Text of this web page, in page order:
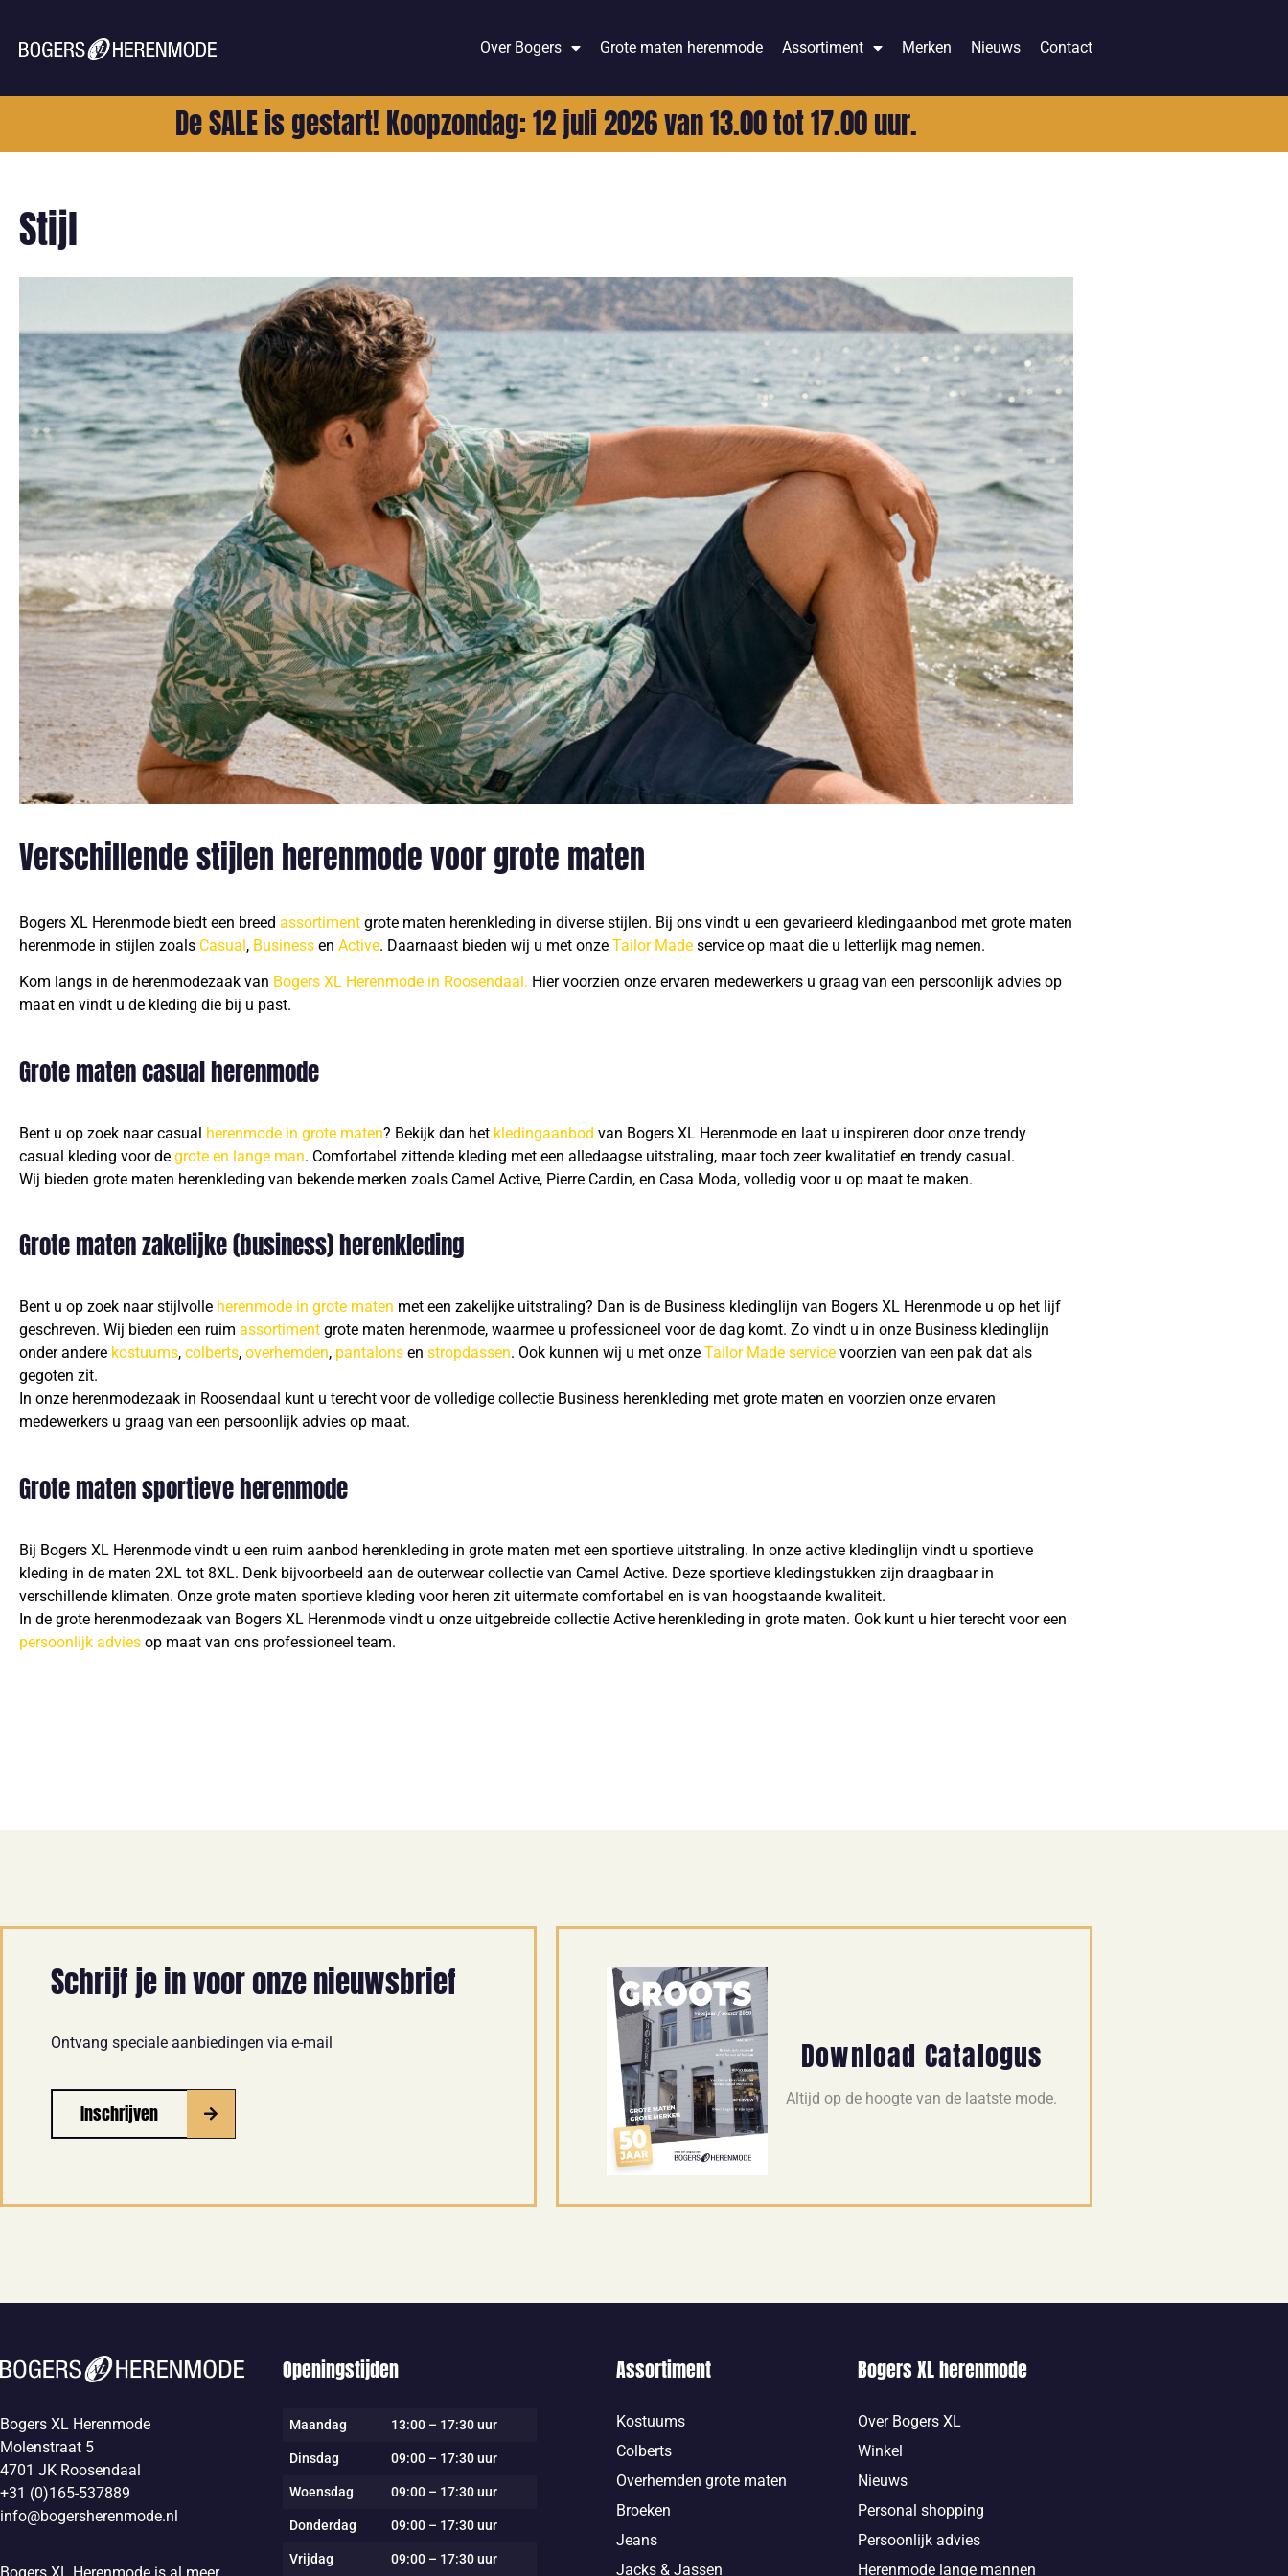
Over Bogers Grote maten herenmode Assortiment Merken Nieuws Contact
De SALE is gestart! Koopzondag: 12 juli 2026 van 13.00 tot 17.00 uur.
Stijl
Verschillende stijlen herenmode voor grote maten
Bogers XL Herenmode biedt een breed assortiment grote maten herenkleding in diverse stijlen. Bij ons vindt u een gevarieerd kledingaanbod met grote maten
herenmode in stijlen zoals Casual, Business en Active. Daarnaast bieden wij u met onze Tailor Made service op maat die u letterlijk mag nemen.
Kom langs in de herenmodezaak van Bogers XL Herenmode in Roosendaal. Hier voorzien onze ervaren medewerkers u graag van een persoonlijk advies op
maat en vindt u de kleding die bij u past.
Grote maten casual herenmode
Bent u op zoek naar casual herenmode in grote maten? Bekijk dan het kledingaanbod van Bogers XL Herenmode en laat u inspireren door onze trendy
casual kleding voor de grote en lange man. Comfortabel zittende kleding met een alledaagse uitstraling, maar toch zeer kwalitatief en trendy casual.
Wij bieden grote maten herenkleding van bekende merken zoals Camel Active, Pierre Cardin, en Casa Moda, volledig voor u op maat te maken.
Grote maten zakelijke (business) herenkleding
Bent u op zoek naar stijlvolle herenmode in grote maten met een zakelijke uitstraling? Dan is de Business kledinglijn van Bogers XL Herenmode u op het lijf
geschreven. Wij bieden een ruim assortiment grote maten herenmode, waarmee u professioneel voor de dag komt. Zo vindt u in onze Business kledinglijn
onder andere kostuums, colberts, overhemden, pantalons en stropdassen. Ook kunnen wij u met onze Tailor Made service voorzien van een pak dat als
gegoten zit.
In onze herenmodezaak in Roosendaal kunt u terecht voor de volledige collectie Business herenkleding met grote maten en voorzien onze ervaren
medewerkers u graag van een persoonlijk advies op maat.
Grote maten sportieve herenmode
Bij Bogers XL Herenmode vindt u een ruim aanbod herenkleding in grote maten met een sportieve uitstraling. In onze active kledinglijn vindt u sportieve
kleding in de maten 2XL tot 8XL. Denk bijvoorbeeld aan de outerwear collectie van Camel Active. Deze sportieve kledingstukken zijn draagbaar in
verschillende klimaten. Onze grote maten sportieve kleding voor heren zit uitermate comfortabel en is van hoogstaande kwaliteit.
In de grote herenmodezaak van Bogers XL Herenmode vindt u onze uitgebreide collectie Active herenkleding in grote maten. Ook kunt u hier terecht voor een
persoonlijk advies op maat van ons professioneel team.
Schrijf je in voor onze nieuwsbrief
Ontvang speciale aanbiedingen via e-mail
Inschrijven
Download Catalogus
Altijd op de hoogte van de laatste mode.
Bogers XL Herenmode
Molenstraat 5
4701 JK Roosendaal
+31 (0)165-537889
info@bogersherenmode.nl
Bogers XL Herenmode is al meer
Openingstijden
Maandag 13:00 – 17:30 uur
Dinsdag 09:00 – 17:30 uur
Woensdag 09:00 – 17:30 uur
Donderdag 09:00 – 17:30 uur
Vrijdag 09:00 – 17:30 uur
Assortiment
Kostuums
Colberts
Overhemden grote maten
Broeken
Jeans
Jacks & Jassen
Bogers XL herenmode
Over Bogers XL
Winkel
Nieuws
Personal shopping
Persoonlijk advies
Herenmode lange mannen